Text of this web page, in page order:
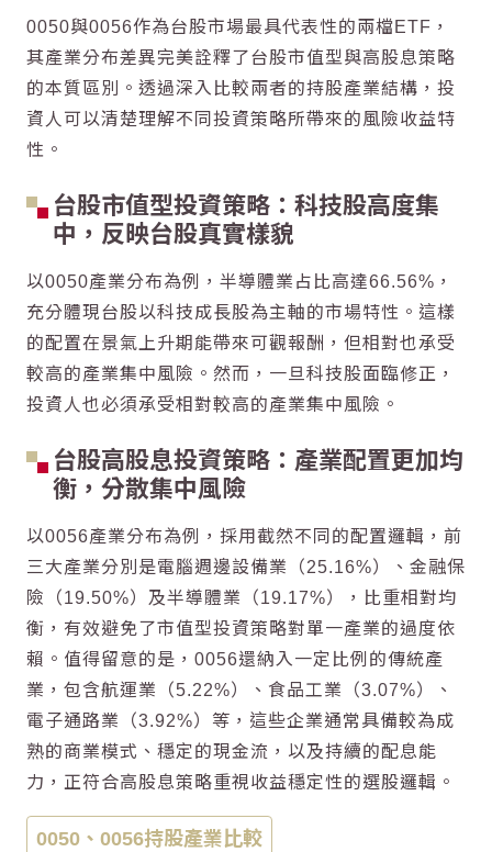
0050與0056作為台股市場最具代表性的兩檔ETF，
其產業分布差異完美詮釋了台股市值型與高股息策略
的本質區別。透過深入比較兩者的持股產業結構，投
資人可以清楚理解不同投資策略所帶來的風險收益特
性。
台股市值型投資策略：科技股高度集
中，反映台股真實樣貌
以0050產業分布為例，半導體業占比高達66.56%，
充分體現台股以科技成長股為主軸的市場特性。這樣
的配置在景氣上升期能帶來可觀報酬，但相對也承受
較高的產業集中風險。然而，一旦科技股面臨修正，
投資人也必須承受相對較高的產業集中風險。
台股高股息投資策略：產業配置更加均
衡，分散集中風險
以0056產業分布為例，採用截然不同的配置邏輯，前
三大產業分別是電腦週邊設備業（25.16%）、金融保
險（19.50%）及半導體業（19.17%），比重相對均
衡，有效避免了市值型投資策略對單一產業的過度依
賴。值得留意的是，0056還納入一定比例的傳統產
業，包含航運業（5.22%）、食品工業（3.07%）、
電子通路業（3.92%）等，這些企業通常具備較為成
熟的商業模式、穩定的現金流，以及持續的配息能
力，正符合高股息策略重視收益穩定性的選股邏輯。
0050、0056持股產業比較